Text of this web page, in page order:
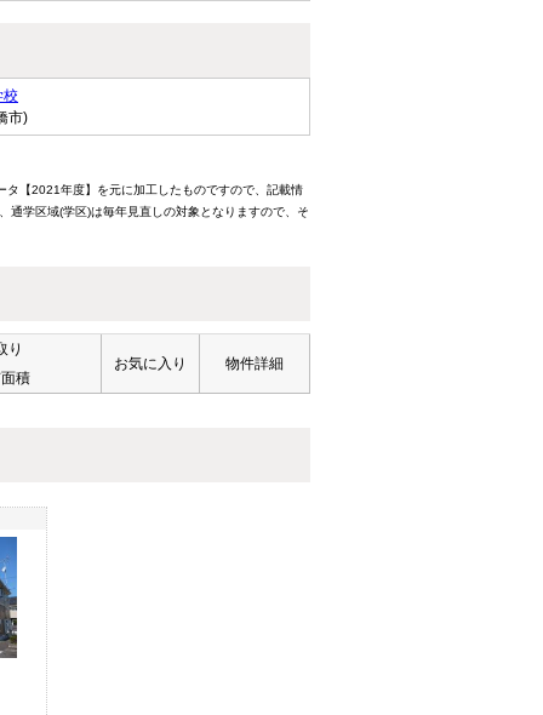
校
市)
【2021年度】を元に加工したものですので、記載情
通学区域(学区)は毎年見直しの対象となりますので、そ
り
積
お気に入り 物件詳細